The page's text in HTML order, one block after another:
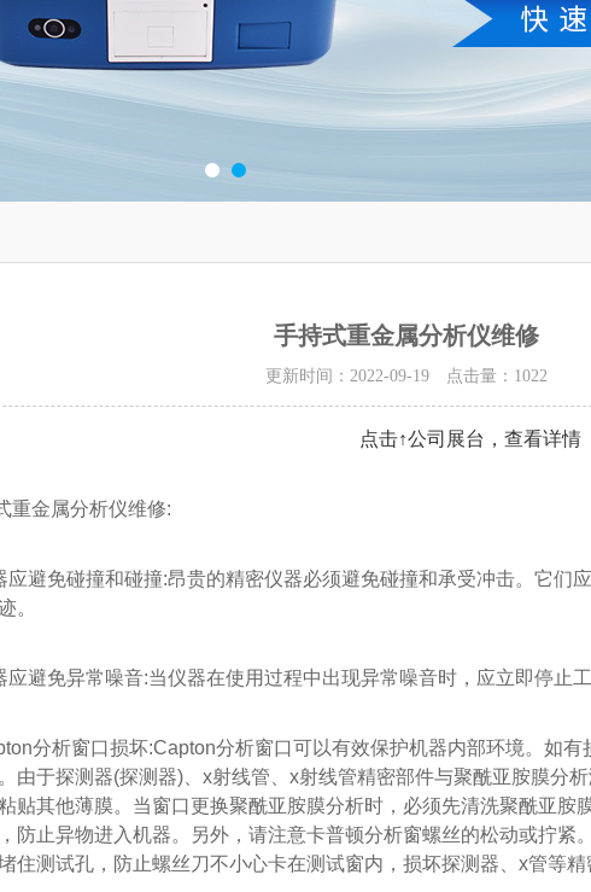
手持式重金属分析仪维修
更新时间：2022-09-19 点击量： 1022
↑公司展台，查看详情
金属分析仪维修:
免碰撞和碰撞:昂贵的精密仪器必须避免碰撞和承受冲击。它们
。
免异常噪音:当仪器在使用过程中出现异常噪音时，应立即停止工
分析窗口损坏:Capton分析窗口可以有效保护机器内部环境。如有
由于探测器(探测器)、x射线管、x射线管精密部件与聚酰亚胺膜分
贴其他薄膜。当窗口更换聚酰亚胺膜分析时，必须先清洗聚酰亚胺
防止异物进入机器。另外，请注意卡普顿分析窗螺丝的松动或拧紧
住测试孔，防止螺丝刀不小心卡在测试窗内，损坏探测器、x管等精